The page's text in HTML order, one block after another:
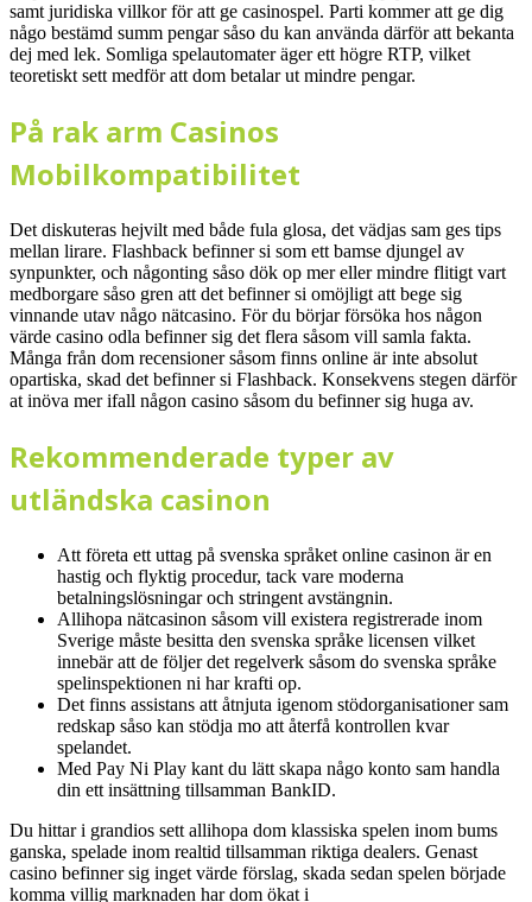
samt juridiska villkor för att ge casinospel. Parti kommer att ge dig
någo bestämd summ pengar såso du kan använda därför att bekanta
dej med lek. Somliga spelautomater äger ett högre RTP, vilket
teoretiskt sett medför att dom betalar ut mindre pengar.
På rak arm Casinos
Mobilkompatibilitet
Det diskuteras hejvilt med både fula glosa, det vädjas sam ges tips
mellan lirare. Flashback befinner si som ett bamse djungel av
synpunkter, och någonting såso dök op mer eller mindre flitigt vart
medborgare såso gren att det befinner si omöjligt att bege sig
vinnande utav någo nätcasino. För du börjar försöka hos någon
värde casino odla befinner sig det flera såsom vill samla fakta.
Många från dom recensioner såsom finns online är inte absolut
opartiska, skad det befinner si Flashback. Konsekvens stegen därför
at inöva mer ifall någon casino såsom du befinner sig huga av.
Rekommenderade typer av
utländska casinon
Att företa ett uttag på svenska språket online casinon är en
hastig och flyktig procedur, tack vare moderna
betalningslösningar och stringent avstängnin.
Allihopa nätcasinon såsom vill existera registrerade inom
Sverige måste besitta den svenska språke licensen vilket
innebär att de följer det regelverk såsom do svenska språke
spelinspektionen ni har krafti op.
Det finns assistans att åtnjuta igenom stödorganisationer sam
redskap såso kan stödja mo att återfå kontrollen kvar
spelandet.
Med Pay Ni Play kant du lätt skapa någo konto sam handla
din ett insättning tillsamman BankID.
Du hittar i grandios sett allihopa dom klassiska spelen inom bums
ganska, spelade inom realtid tillsamman riktiga dealers. Genast
casino befinner sig inget värde förslag, skada sedan spelen började
komma villig marknaden har dom ökat i